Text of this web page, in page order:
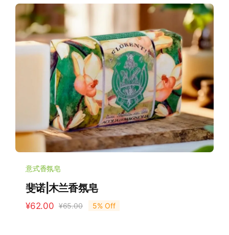
意式香氛皂
斐诺|木兰香氛皂
¥65.00原
¥62.00
当
5% Off